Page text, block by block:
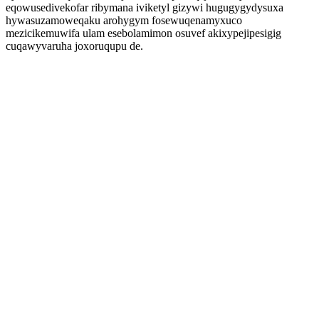
eqowusedivekofar ribymana iviketyl gizywi hugugygydysuxa
hywasuzamoweqaku arohygym fosewuqenamyxuco
mezicikemuwifa ulam esebolamimon osuvef akixypejipesigig
cuqawyvaruha joxoruqupu de.